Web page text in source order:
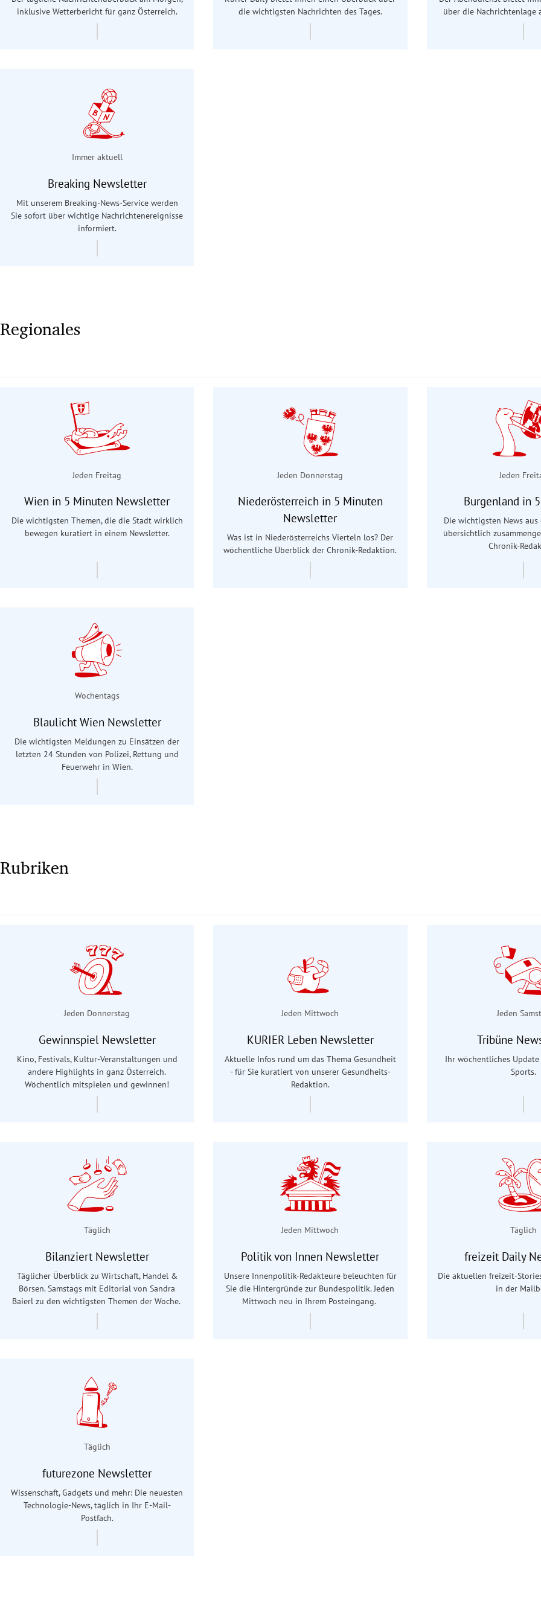
inklusive Wetterbericht für ganz Österreich.
die wichtigsten Nachrichten des Tages.
über die Nachrichtenlage
Immer aktuell
Breaking Newsletter
Mit unserem Breaking-News-Service werden
Sie sofort über wichtige Nachrichtenereignisse
informiert.
Regionales
Jeden Freitag
Wien in 5 Minuten Newsletter
Die wichtigsten Themen, die die Stadt wirklich
bewegen kuratiert in einem Newsletter.
Jeden Donnerstag
Niederösterreich in 5 Minuten
Newsletter
Was ist in Niederösterreichs Vierteln los? Der
wöchentliche Überblick der Chronik-Redaktion.
Jeden
Burgenland in
Die wichtigsten News
übersichtlich
Chronik-
Wochentags
Blaulicht Wien Newsletter
Die wichtigsten Meldungen zu Einsätzen der
letzten 24 Stunden von Polizei, Rettung und
Feuerwehr in Wien.
Rubriken
Jeden Donnerstag
Gewinnspiel Newsletter
Kino, Festivals, Kultur-Veranstaltungen und
andere Highlights in ganz Österreich.
Wöchentlich mitspielen und gewinnen!
Jeden Mittwoch
KURIER Leben Newsletter
Aktuelle Infos rund um das Thema Gesundheit
- für Sie kuratiert von unserer Gesundheits-
Redaktion.
Jeden
Tribüne
Ihr wöchentliches
Sports.
Täglich
Bilanziert Newsletter
Täglicher Überblick zu Wirtschaft, Handel &
Börsen. Samstags mit Editorial von Sandra
Baierl zu den wichtigsten Themen der Woche.
Jeden Mittwoch
Politik von Innen Newsletter
Unsere Innenpolitik-Redakteure beleuchten für
Sie die Hintergründe zur Bundespolitik. Jeden
Mittwoch neu in Ihrem Posteingang.
Täglich
freizeit Daily
Die aktuellen freizeit-
in der
Täglich
futurezone Newsletter
Wissenschaft, Gadgets und mehr: Die neuesten
Technologie-News, täglich in Ihr E-Mail-
Postfach.